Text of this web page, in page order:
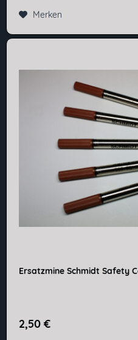
Merken
Ersatzmine Schmidt Safety
2,50 €